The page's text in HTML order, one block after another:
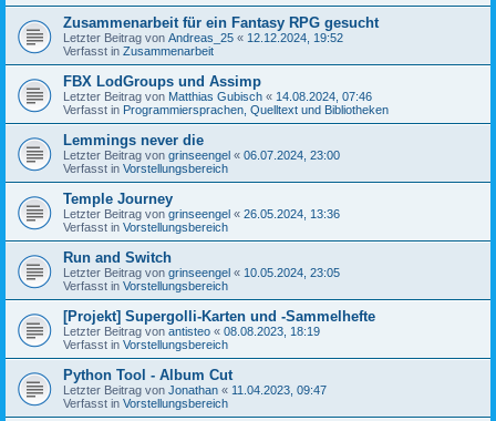
Zusammenarbeit für ein Fantasy RPG gesucht
Letzter Beitrag von Andreas_25 « 12.12.2024, 19:52
Verfasst in Zusammenarbeit
FBX LodGroups und Assimp
Letzter Beitrag von Matthias Gubisch « 14.08.2024, 07:46
Verfasst in Programmiersprachen, Quelltext und Bibliotheken
Lemmings never die
Letzter Beitrag von grinseengel « 06.07.2024, 23:00
Verfasst in Vorstellungsbereich
Temple Journey
Letzter Beitrag von grinseengel « 26.05.2024, 13:36
Verfasst in Vorstellungsbereich
Run and Switch
Letzter Beitrag von grinseengel « 10.05.2024, 23:05
Verfasst in Vorstellungsbereich
[Projekt] Supergolli-Karten und -Sammelhefte
Letzter Beitrag von antisteo « 08.08.2023, 18:19
Verfasst in Vorstellungsbereich
Python Tool - Album Cut
Letzter Beitrag von Jonathan « 11.04.2023, 09:47
Verfasst in Vorstellungsbereich